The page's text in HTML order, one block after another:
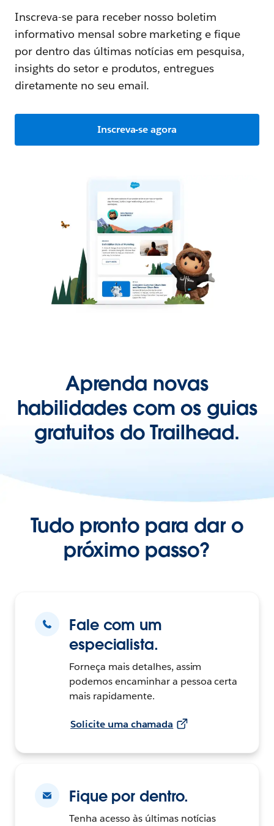
Inscreva-se para receber nosso boletim
informativo mensal sobre marketing e fique
por dentro das últimas notícias em pesquisa,
insights do setor e produtos, entregues
diretamente no seu email.
Inscreva-se agora
Aprenda novas
habilidades com os guias
gratuitos do Trailhead.
Tudo pronto para dar o
próximo passo?
Fale com um
especialista.
Forneça mais detalhes, assim
podemos encaminhar a pessoa certa
mais rapidamente.
Solicite uma chamada
Fique por dentro.
Tenha acesso às últimas notícias